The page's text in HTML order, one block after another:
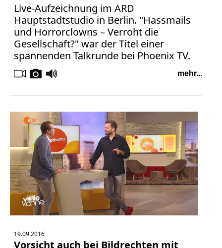
Live-Aufzeichnung im ARD
Hauptstadtstudio in Berlin. "Hassmails
und Horrorclowns – Verroht die
Gesellschaft?" war der Titel einer
spannenden Talkrunde bei Phoenix TV.
mehr...
19.09.2016
Vorsicht auch bei Bildrechten mit
Tagesspiegel
Urheberrecht
Verbraucherrecht
Volle
Kanne
WDR
ZDF
online
print